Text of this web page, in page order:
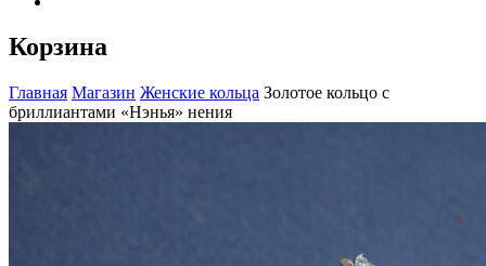
Корзина
Главная Магазин Женские кольца Золотое кольцо с
бриллиантами «Нэнья» нения